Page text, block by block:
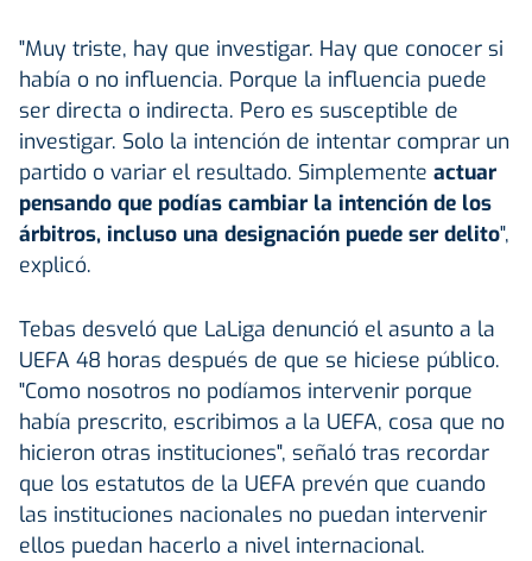
"Muy triste, hay que investigar. Hay que conocer si
había o no influencia. Porque la influencia puede
ser directa o indirecta. Pero es susceptible de
investigar. Solo la intención de intentar comprar un
partido o variar el resultado. Simplemente actuar
pensando que podías cambiar la intención de los
árbitros, incluso una designación puede ser delito",
explicó.
Tebas desveló que LaLiga denunció el asunto a la
UEFA 48 horas después de que se hiciese público.
"Como nosotros no podíamos intervenir porque
había prescrito, escribimos a la UEFA, cosa que no
hicieron otras instituciones", señaló tras recordar
que los estatutos de la UEFA prevén que cuando
las instituciones nacionales no puedan intervenir
ellos puedan hacerlo a nivel internacional.